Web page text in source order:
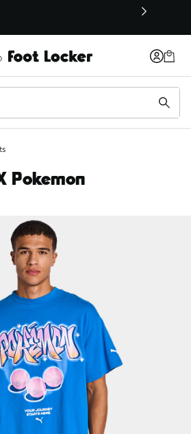
in een nieuw venster
Pokemon